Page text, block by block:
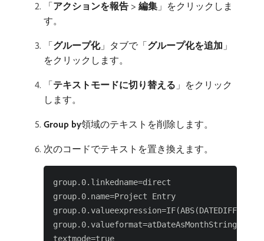
「アクションを報告 > 編集 」をクリックしま
す。
「グループ化」タブで「グループ化を追加 」
をクリックします。
「テキストモードに切り替える 」をクリック
します。
Group by​領域のテキストを削除します。
次のコードでテキストを置き換えます。
group.0.linkedname=direct
group.0.name=Project Entry
group.0.valueformat=atDateAsMonthString